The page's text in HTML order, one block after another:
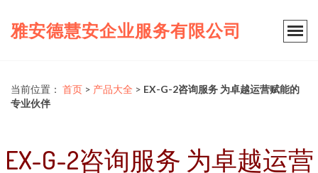
雅安德慧安企业服务有限公司
当前位置： 首页 > 产品大全 > EX-G-2咨询服务 为卓越运营赋能的
专业伙伴
EX-G-2咨询服务 为卓越运营